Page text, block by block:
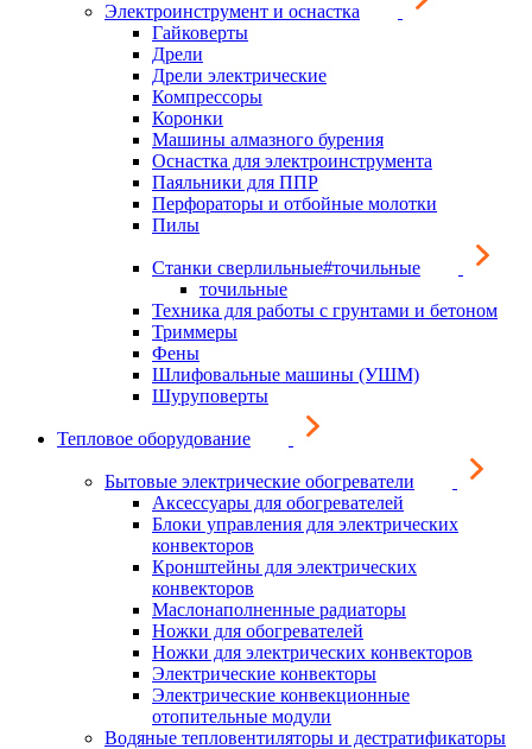
Электроинструмент и оснастка
Гайковерты
Дрели
Дрели электрические
Компрессоры
Коронки
Машины алмазного бурения
Оснастка для электроинструмента
Паяльники для ППР
Перфораторы и отбойные молотки
Пилы
Станки сверлильные#точильные
точильные
Техника для работы с грунтами и бетоном
Триммеры
Фены
Шлифовальные машины (УШМ)
Шуруповерты
Тепловое оборудование
Бытовые электрические обогреватели
Аксессуары для обогревателей
Блоки управления для электрических
конвекторов
Кронштейны для электрических
конвекторов
Маслонаполненные радиаторы
Ножки для обогревателей
Ножки для электрических конвекторов
Электрические конвекторы
Электрические конвекционные
отопительные модули
Водяные тепловентиляторы и дестратификаторы